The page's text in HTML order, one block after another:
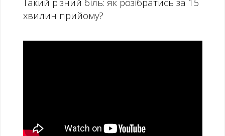
хвилин прийому?